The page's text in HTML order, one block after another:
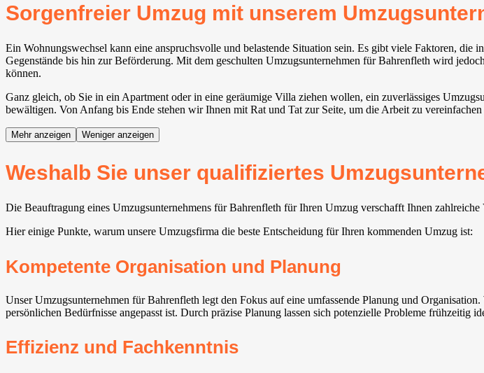
Sorgenfreier Umzug mit unserem
Ein Wohnungswechsel kann eine anspruchsvolle und belastende Situation sein. Es gibt viele Faktoren,
Gegenstände bis hin zur Beförderung. Mit dem geschulten Umzugsunternehmen für Bahrenfleth wird
können.
Ganz gleich, ob Sie in ein Apartment oder in eine geräumige Villa ziehen wollen, ein zuverlässiges
bewältigen. Von Anfang bis Ende stehen wir Ihnen mit Rat und Tat zur Seite, um die Arbeit zu vereinfachen
Mehr anzeigen Weniger anzeigen
Weshalb Sie unser qualifiziertes
Die Beauftragung eines Umzugsunternehmens für Bahrenfleth für Ihren Umzug verschafft Ihnen
Hier einige Punkte, warum unsere Umzugsfirma die beste Entscheidung für Ihren kommenden Umzug ist:
Kompetente Organisation und Planung
Unser Umzugsunternehmen für Bahrenfleth legt den Fokus auf eine umfassende Planung und
persönlichen Bedürfnisse angepasst ist. Durch präzise Planung lassen sich potenzielle Probleme frühzeitig
Effizienz und Fachkenntnis